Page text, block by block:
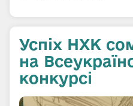
Успіх НХК
на
конкурсі